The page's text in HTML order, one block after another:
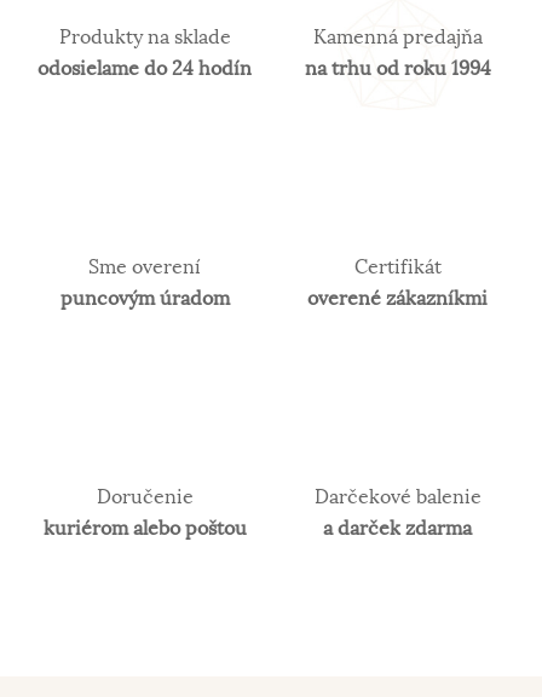
Produkty na sklade
odosielame do 24 hodín
Kamenná predajňa
na trhu od roku 1994
Sme overení
puncovým úradom
Certifikát
overené zákazníkmi
Doručenie
kuriérom alebo poštou
Darčekové balenie
a darček zdarma